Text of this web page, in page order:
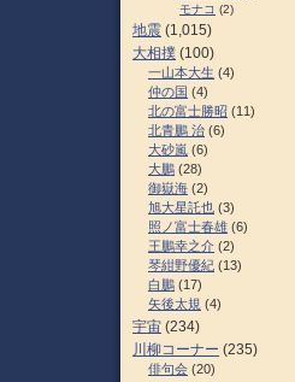
モナコ (2)
地震 (1,015)
大相撲 (100)
一山本大生 (4)
仲の国 (4)
北の富士勝昭 (11)
北青鵬 治 (6)
大砂嵐 (6)
大鵬 (28)
御嶽海 (2)
旭大星託也 (3)
照ノ富士春雄 (6)
王鵬幸之介 (2)
琴紺野優紀 (13)
白鵬 (17)
矢後太規 (4)
宇宙 (234)
川柳コーナー (235)
俳句会 (20)